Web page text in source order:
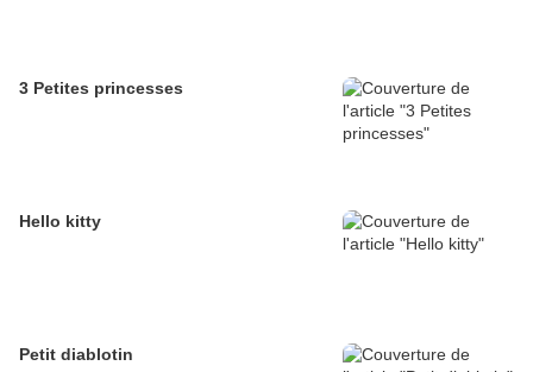
3 Petites princesses
Hello kitty
Petit diablotin